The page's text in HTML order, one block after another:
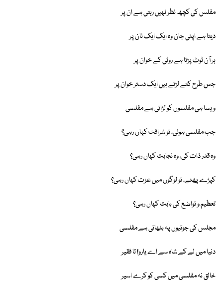
مفلس کی کچھ نظر نہیں رہتی ہے ان پر
دیتا ہے اپنی جان وہ ایک ایک نان پر
ہر آن ٹوٹ پڑتا ہے روٹی کے خوان پر
جس طرح کتے لڑتے ہیں ایک دستر خوان پر
ویسا ہی مفلسوں کو لڑاتی ہے مفلسی
جب مفلسی ہوئی، تو شرافت کہاں رہی؟
وہ قدر ذات کی، وہ نجابت کہاں رہی؟
کپڑے پھٹے، تو لوگوں میں عزت کہاں رہی؟
تعظیم و تواضع کی بابت کہاں رہی؟
مجلس کی جوتیوں پہ بٹھاتی ہے مفلسی
دنیا میں لے کے شاہ سے اے یارو! تا فقیر
خالق نہ مفلسی میں کسی کو کرے اسیر